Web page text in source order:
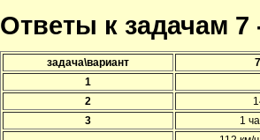
Ответы к задачам 7
задача\вариант
1
2
3
1